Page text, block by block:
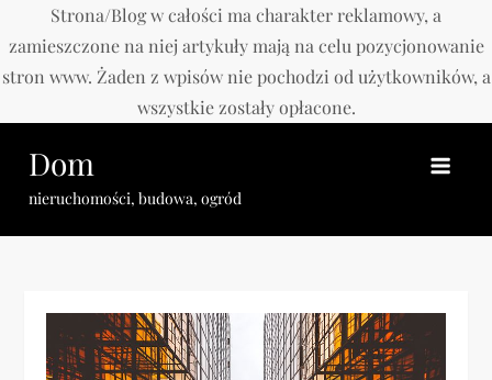
Strona/Blog w całości ma charakter reklamowy, a
zamieszczone na niej artykuły mają na celu pozycjonowanie
stron www. Żaden z wpisów nie pochodzi od użytkowników, a
wszystkie zostały opłacone.
content
Dom
nieruchomości, budowa, ogród